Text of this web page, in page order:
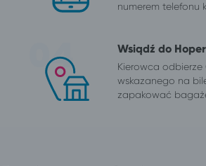
numerem telefonu
Wsiądź do
Kierowca odbierze
wskazanego na
zapakować